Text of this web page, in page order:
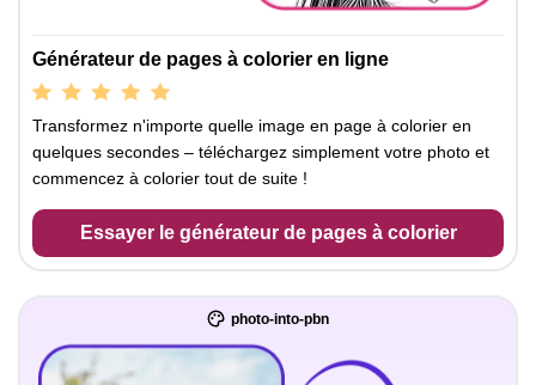
Générateur de pages à colorier en ligne
Transformez n'importe quelle image en page à colorier en
quelques secondes – téléchargez simplement votre photo et
commencez à colorier tout de suite !
Essayer le générateur de pages à colorier
photo-into-pbn